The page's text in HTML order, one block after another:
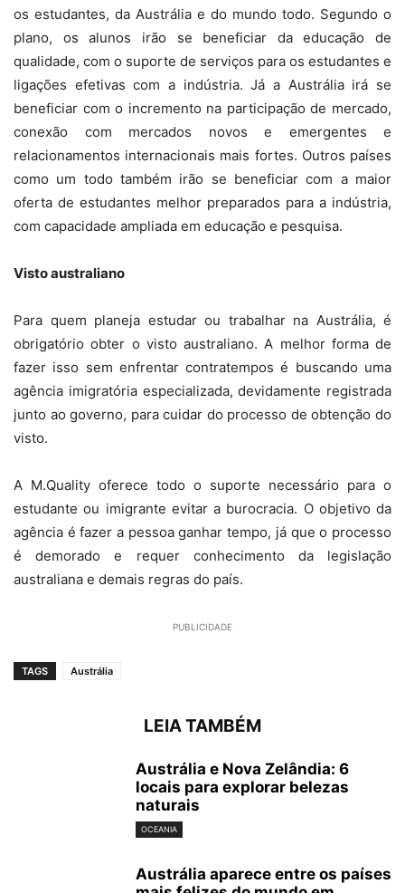
os estudantes, da Austrália e do mundo todo. Segundo o
plano, os alunos irão se beneficiar da educação de
qualidade, com o suporte de serviços para os estudantes e
ligações efetivas com a indústria. Já a Austrália irá se
beneficiar com o incremento na participação de mercado,
conexão com mercados novos e emergentes e
relacionamentos internacionais mais fortes. Outros países
como um todo também irão se beneficiar com a maior
oferta de estudantes melhor preparados para a indústria,
com capacidade ampliada em educação e pesquisa.
Visto australiano
Para quem planeja estudar ou trabalhar na Austrália, é
obrigatório obter o visto australiano. A melhor forma de
fazer isso sem enfrentar contratempos é buscando uma
agência imigratória especializada, devidamente registrada
junto ao governo, para cuidar do processo de obtenção do
visto.
A M.Quality oferece todo o suporte necessário para o
estudante ou imigrante evitar a burocracia. O objetivo da
agência é fazer a pessoa ganhar tempo, já que o processo
é demorado e requer conhecimento da legislação
australiana e demais regras do país.
PUBLICIDADE
TAGS Austrália
LEIA TAMBÉM
Austrália e Nova Zelândia: 6
locais para explorar belezas
naturais
OCEANIA
Austrália aparece entre os países